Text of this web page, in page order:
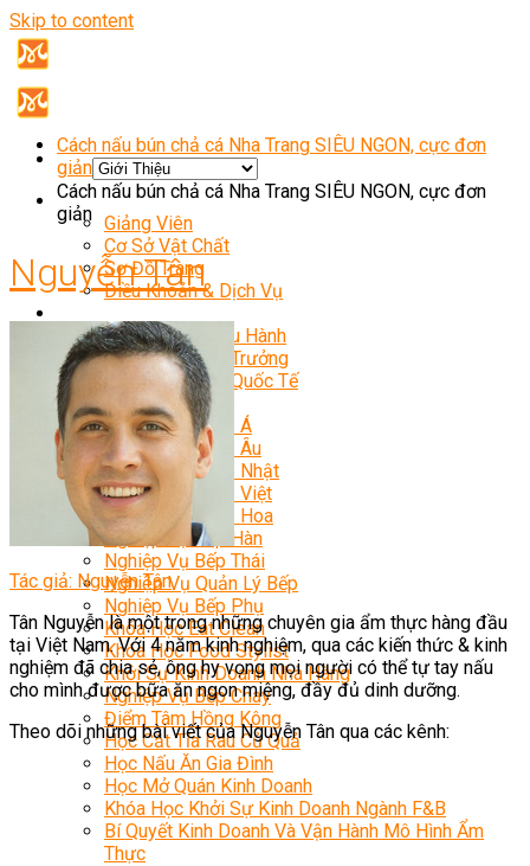
Skip to content
Giới Thiệu
Giảng Viên
Cơ Sở Vật Chất
Sơ Đồ Trang
Điều Khoản & Dịch Vụ
Bếp Trưởng Điều Hành
Nghiệp Vụ Bếp Trưởng
Nghiệp Vụ Bếp Quốc Tế
Master Class
Bếp Trưởng Bếp Á
Bếp Trưởng Bếp Âu
Bếp Trưởng Bếp Nhật
Bếp Trưởng Bếp Việt
Bếp Trưởng Bếp Hoa
Nghiệp Vụ Bếp Hàn
Nghiệp Vụ Bếp Thái
Nghiệp Vụ Quản Lý Bếp
Nghiệp Vụ Bếp Phụ
Khóa Học Eat Clean
Khóa Học Food Stylist
Khởi Sự Kinh Doanh Nhà Hàng
Nghiệp Vụ Bếp Chay
Điểm Tâm Hồng Kông
Học Cắt Tỉa Rau Củ Quả
Học Nấu Ăn Gia Đình
Học Mở Quán Kinh Doanh
Khóa Học Khởi Sự Kinh Doanh Ngành F&B
Bí Quyết Kinh Doanh Và Vận Hành Mô Hình Ẩm
Thực
Cách nấu bún chả cá Nha Trang SIÊU NGON, cực đơn
giản
Cách nấu bún chả cá Nha Trang SIÊU NGON, cực đơn
giản
Nguyễn Tân
Tác giả: Nguyễn Tân
Tân Nguyễn là một trong những chuyên gia ẩm thực hàng đầu
tại Việt Nam. Với 4 năm kinh nghiệm, qua các kiến thức & kinh
nghiệm đã chia sẻ, ông hy vọng mọi người có thể tự tay nấu
cho mình được bữa ăn ngon miệng, đầy đủ dinh dưỡng.
Theo dõi những bài viết của Nguyễn Tân qua các kênh: